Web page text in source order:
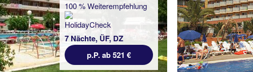
100 % Weiterempfehlung
7 Nächte, ÜF, DZ
p.P. ab 521 €